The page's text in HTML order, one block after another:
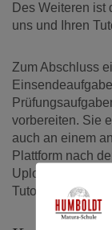
Des Weiteren ist
uns und Ihren
Zum Abschluss
vorbereiten. Sie
auch an einem
Plattform nach
Upload erhalten
Tutorin/Ihrem